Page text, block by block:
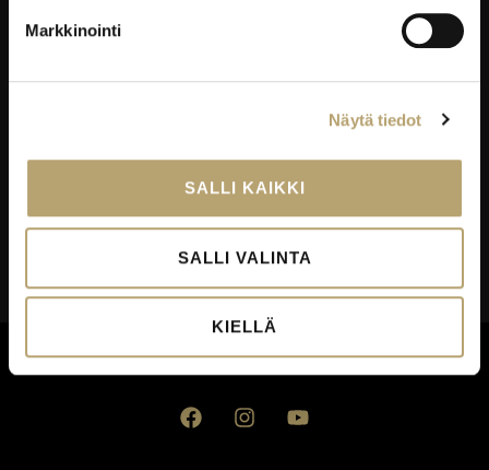
Markkinointi
Näytä tiedot
SALLI KAIKKI
SALLI VALINTA
KIELLÄ
EDUKO
Avoimet työpaikat
Todistukset
Saavutettavuusseloste